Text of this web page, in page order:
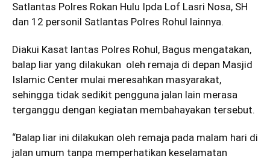
Satlantas Polres Rokan Hulu Ipda Lof Lasri Nosa, SH
dan 12 personil Satlantas Polres Rohul lainnya.
Diakui Kasat lantas Polres Rohul, Bagus mengatakan,
balap liar yang dilakukan oleh remaja di depan Masjid
Islamic Center mulai meresahkan masyarakat,
sehingga tidak sedikit pengguna jalan lain merasa
terganggu dengan kegiatan membahayakan tersebut.
“Balap liar ini dilakukan oleh remaja pada malam hari di
jalan umum tanpa memperhatikan keselamatan